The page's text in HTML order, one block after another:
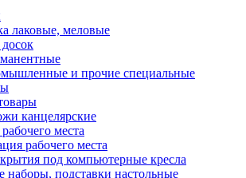
лаковые, меловые
и прочие специальные
канцелярские
места
рабочего места
под компьютерные кресла
наборы, подставки настольные